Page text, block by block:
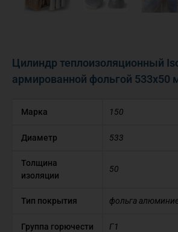
Цилиндр теплоизоляционный
армированной фольгой 533х50
Марка 150
Диаметр 533
Толщина
изоляции
50
Тип покрытия фольга
Группа горючести Г1